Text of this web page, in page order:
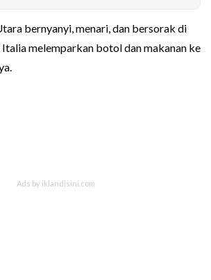
bernyanyi, menari, dan bersorak di
melemparkan botol dan makanan ke